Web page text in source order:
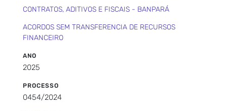
CONTRATOS, ADITIVOS E FISCAIS - BANPARÁ
ACORDOS SEM TRANSFERENCIA DE RECURSOS
FINANCEIRO
ANO
2025
PROCESSO
0454/2024